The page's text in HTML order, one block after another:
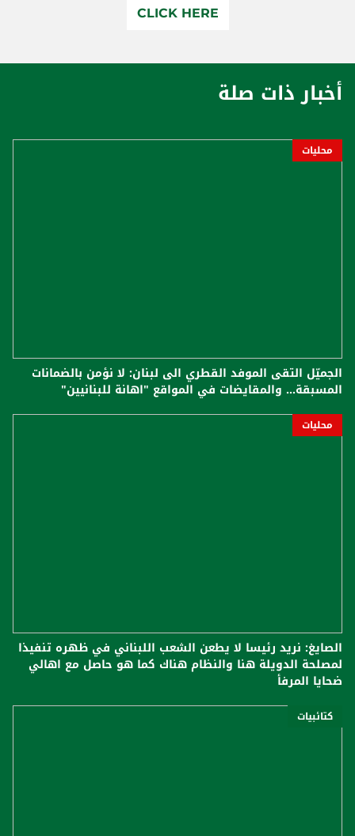
CLICK HERE
أخبار ذات صلة
محليات
الجميّل التقى الموفد القطري الى لبنان: لا نؤمن بالضمانات
المسبقة... والمقايضات في المواقع "اهانة للبنانيين"
محليات
الصايغ: نريد رئيسا لا يطعن الشعب اللبناني في ظهره تنفيذا
لمصلحة الدويلة هنا والنظام هناك كما هو حاصل مع اهالي
ضحايا المرفأ
كتائبيات